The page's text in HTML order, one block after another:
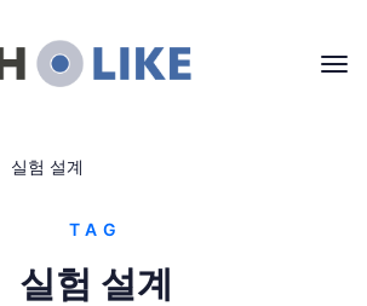
실험 설계
TAG
실험 설계